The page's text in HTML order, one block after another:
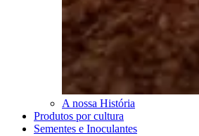
A nossa História
Produtos por cultura
Sementes e Inoculantes